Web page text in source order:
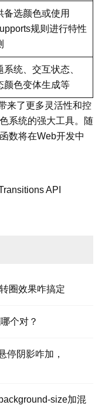
="interactive-
interactive-
=
interactive-
备选颜色或使用
规则进行特性
系统、交互状态、
颜色变体生成等
来了更多灵活性和控
系统的强大工具。随
数将在Web开发中
API
圈效果咋搞定
个对？
停阴影咋加，
size加混